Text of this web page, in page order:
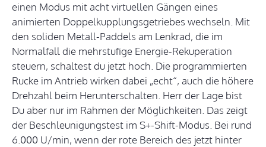
einen Modus mit acht virtuellen Gängen eines
animierten Doppelkupplungsgetriebes wechseln. Mit
den soliden Metall-Paddels am Lenkrad, die im
Normalfall die mehrstufige Energie-Rekuperation
steuern, schaltest du jetzt hoch. Die programmierten
Rucke im Antrieb wirken dabei „echt“, auch die höhere
Drehzahl beim Herunterschalten. Herr der Lage bist
Du aber nur im Rahmen der Möglichkeiten. Das zeigt
der Beschleunigungstest im S+-Shift-Modus. Bei rund
6.000 U/min, wenn der rote Bereich des jetzt hinter